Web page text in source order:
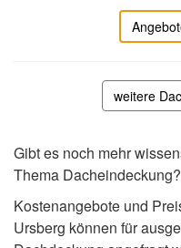
weitere
Gibt es noch mehr
Thema Dacheindeckung?
Kostenangebote und
Ursberg können für